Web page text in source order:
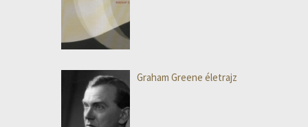
Graham Greene életrajz